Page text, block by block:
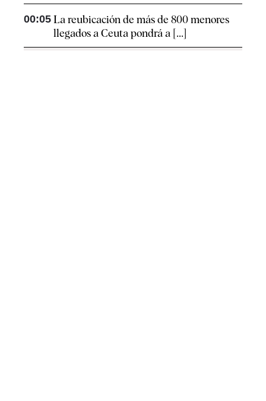
00:05 La reubicación de más de 800 menores
llegados a Ceuta pondrá a [...]